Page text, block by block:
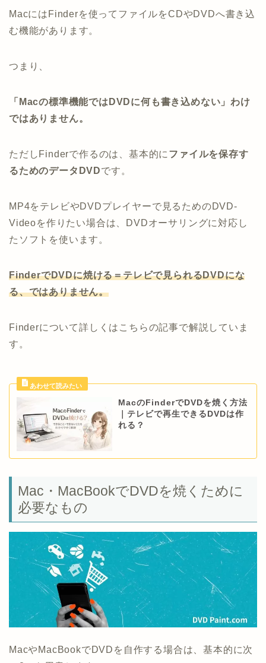
MacにはFinderを使ってファイルをCDやDVDへ書き込
む機能があります。
つまり、
「Macの標準機能ではDVDに何も書き込めない」わけ
ではありません。
ただしFinderで作るのは、基本的にファイルを保存す
るためのデータDVDです。
MP4をテレビやDVDプレイヤーで見るためのDVD-
Videoを作りたい場合は、DVDオーサリングに対応し
たソフトを使います。
FinderでDVDに焼ける＝テレビで見られるDVDにな
る、ではありません。
Finderについて詳しくはこちらの記事で解説していま
す。
MacのFinderでDVDを焼く方法
｜テレビで再生できるDVDは作
れる？
Mac・MacBookでDVDを焼くために
必要なもの
MacやMacBookでDVDを自作する場合は、基本的に次